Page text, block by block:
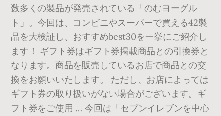
数多くの製品が発売されている「のむヨーグル
ト」。今回は、コンビニやスーパーで買える42製
品を大検証し、おすすめbest30を一挙にご紹介し
ます！ ギフト券はギフト券掲載商品との引換券と
なります。商品を販売しているお店で商品との交
換をお願いいたします。 ただし、お店によっては
ギフト券の取り扱いがない場合がございます。ギ
フト券をご使用 … 今回は「セブンイレブンを中心